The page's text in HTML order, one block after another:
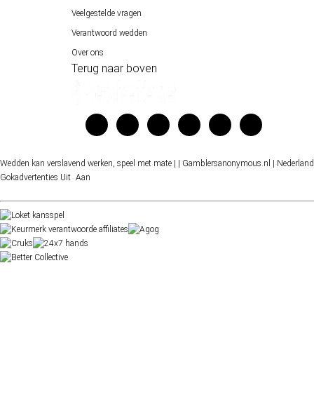
Veelgestelde vragen
Verantwoord wedden
Over ons
Terug naar boven
Wedden kan verslavend werken, speel met mate | | Gamblersanonymous.nl
|
Gokadvertenties Uit Aan